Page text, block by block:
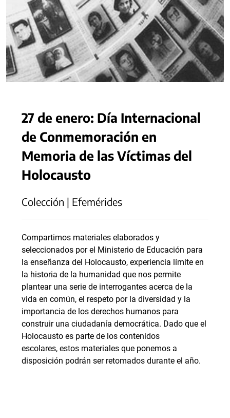
27 de enero: Día Internacional
de Conmemoración en
Memoria de las Víctimas del
Holocausto
Colección | Efemérides
Compartimos materiales elaborados y
seleccionados por el Ministerio de Educación para
la enseñanza del Holocausto, experiencia límite en
la historia de la humanidad que nos permite
plantear una serie de interrogantes acerca de la
vida en común, el respeto por la diversidad y la
importancia de los derechos humanos para
construir una ciudadanía democrática. Dado que el
Holocausto es parte de los contenidos
escolares, estos materiales que ponemos a
disposición podrán ser retomados durante el año.